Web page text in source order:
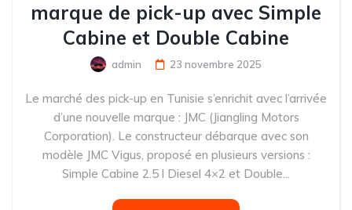
marque de pick-up avec Simple
Cabine et Double Cabine
admin 23 novembre 2025
Le marché des pick-up en Tunisie s’enrichit avec l’arrivée
d’une nouvelle marque : JMC (Jiangling Motors
Corporation). Le constructeur débarque avec son
modèle JMC Vigus, proposé en plusieurs versions :
Simple Cabine 2.5 l Diesel 4×2 et Double...